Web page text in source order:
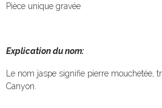
Pièce unique gravée
Explication du nom:
Le nom jaspe signifie pierre mouchetée,
Canyon.